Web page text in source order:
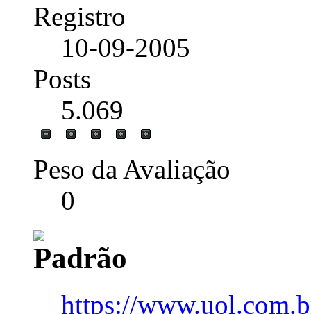
Registro
10-09-2005
Posts
5.069
Peso da Avaliação
0
https://